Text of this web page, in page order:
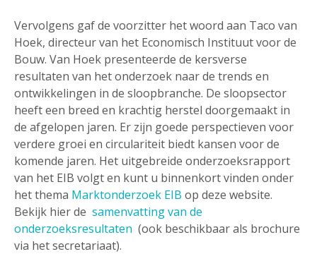
Vervolgens gaf de voorzitter het woord aan Taco van
Hoek, directeur van het Economisch Instituut voor de
Bouw. Van Hoek presenteerde de kersverse
resultaten van het onderzoek naar de trends en
ontwikkelingen in de sloopbranche. De sloopsector
heeft een breed en krachtig herstel doorgemaakt in
de afgelopen jaren. Er zijn goede perspectieven voor
verdere groei en circulariteit biedt kansen voor de
komende jaren. Het uitgebreide onderzoeksrapport
van het EIB volgt en kunt u binnenkort vinden onder
het thema Marktonderzoek EIB op deze website.
Bekijk hier de samenvatting van de
onderzoeksresultaten (ook beschikbaar als brochure
via het secretariaat).